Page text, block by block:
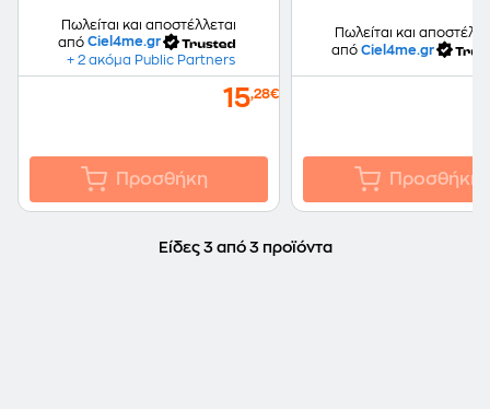
Πωλείται και αποστέλλεται
από Ciel4me.gr
+ 2 ακόμα Public Partners
15,28€
Προσθήκη
Πωλείται και
από Ciel4me.gr
Προσθήκη
Είδες 3 από 3 προϊόντα